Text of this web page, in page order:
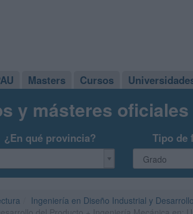
Masters Cursos
y másteres oficiales
¿En qué provincia? Tipo de
Ingeniería en Diseño Industrial y